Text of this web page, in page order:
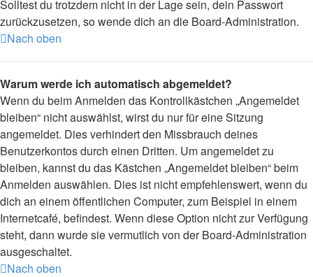
Solltest du trotzdem nicht in der Lage sein, dein Passwort
zurückzusetzen, so wende dich an die Board-Administration.
Nach oben
Warum werde ich automatisch abgemeldet?
Wenn du beim Anmelden das Kontrollkästchen „Angemeldet
bleiben“ nicht auswählst, wirst du nur für eine Sitzung
angemeldet. Dies verhindert den Missbrauch deines
Benutzerkontos durch einen Dritten. Um angemeldet zu
bleiben, kannst du das Kästchen „Angemeldet bleiben“ beim
Anmelden auswählen. Dies ist nicht empfehlenswert, wenn du
dich an einem öffentlichen Computer, zum Beispiel in einem
Internetcafé, befindest. Wenn diese Option nicht zur Verfügung
steht, dann wurde sie vermutlich von der Board-Administration
ausgeschaltet.
Nach oben